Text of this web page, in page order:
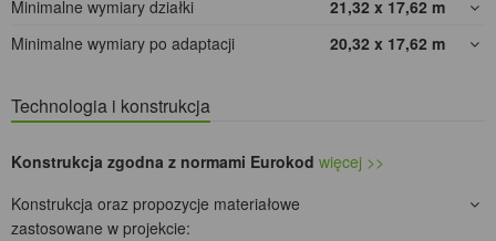
Minimalne wymiary działki
21,32 x 17,62 m
Minimalne wymiary po adaptacji
20,32 x 17,62 m
Technologia i konstrukcja
Konstrukcja zgodna z normami Eurokod więcej >>
Konstrukcja oraz propozycje materiałowe
zastosowane w projekcie: